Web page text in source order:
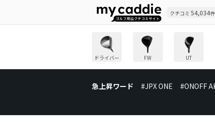
クチコミ 54,034件
ドライバー FW UT
急上昇ワード #JPX ONE #ONOFF